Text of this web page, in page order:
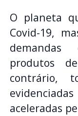
O planeta
Covid-19,
produtos
contrário,
aceleradas